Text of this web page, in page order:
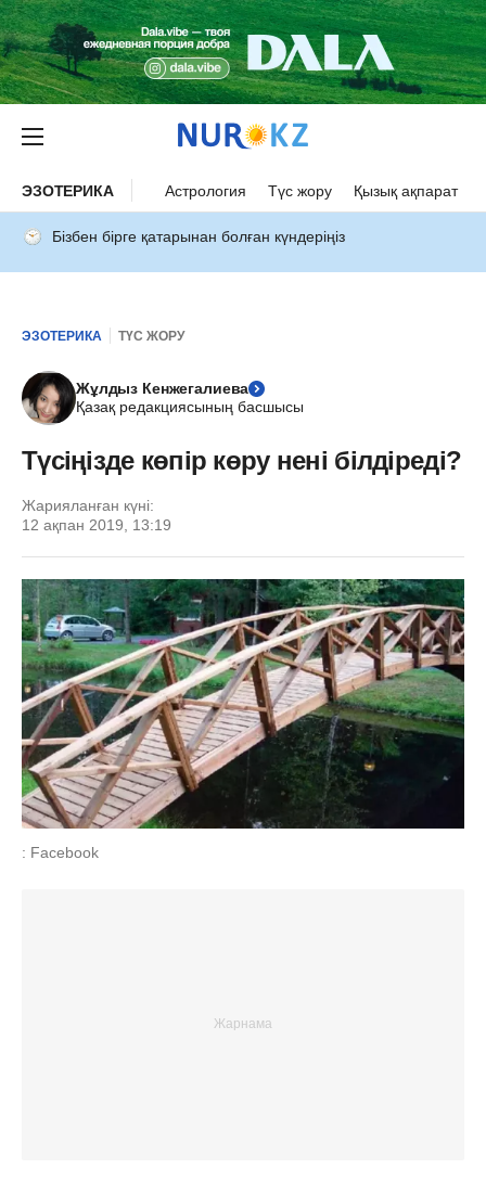
ЭЗОТЕРИКА Астрология Түс жору Қызық ақпарат
Бізбен бірге қатарынан болған күндеріңіз
ЭЗОТЕРИКА ТҮС ЖОРУ
Жұлдыз Кенжегалиева
Қазақ редакциясының басшысы
Түсіңізде көпір көру нені білдіреді?
Жарияланған күні:
12 ақпан 2019, 13:19
: Facebook